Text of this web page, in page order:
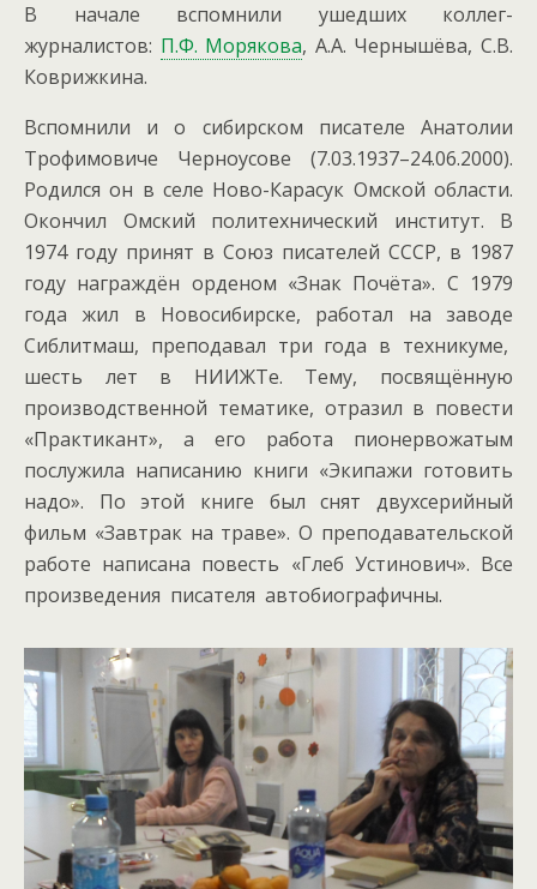
В начале вспомнили ушедших коллег-
журналистов: П.Ф. Морякова, А.А. Чернышёва, С.В.
Коврижкина.
Вспомнили и о сибирском писателе Анатолии
Трофимовиче Черноусове (7.03.1937–24.06.2000).
Родился он в селе Ново-Карасук Омской области.
Окончил Омский политехнический институт. В
1974 году принят в Союз писателей СССР, в 1987
году награждён орденом «Знак Почёта». С 1979
года жил в Новосибирске, работал на заводе
Сиблитмаш, преподавал три года в техникуме,
шесть лет в НИИЖТе. Тему, посвящённую
производственной тематике, отразил в повести
«Практикант», а его работа пионервожатым
послужила написанию книги «Экипажи готовить
надо». По этой книге был снят двухсерийный
фильм «Завтрак на траве». О преподавательской
работе написана повесть «Глеб Устинович». Все
произведения писателя автобиографичны.